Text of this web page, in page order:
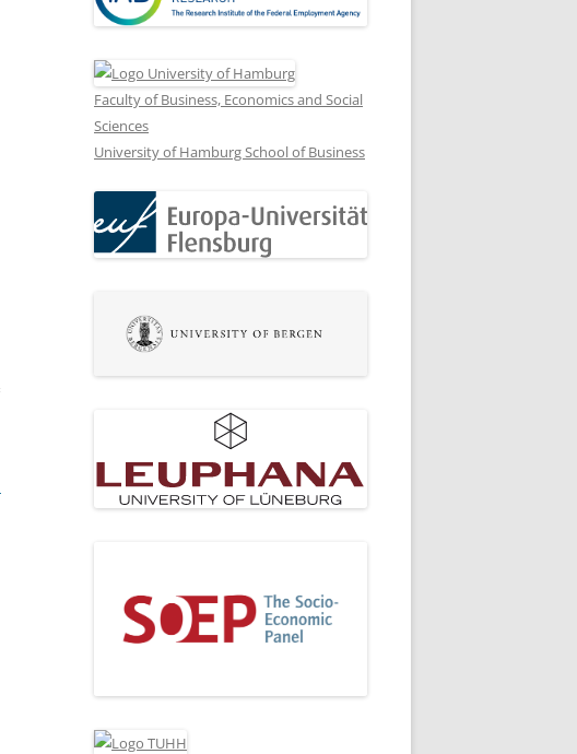
Faculty of Business, Economics and Social
Sciences
University of Hamburg School of Business